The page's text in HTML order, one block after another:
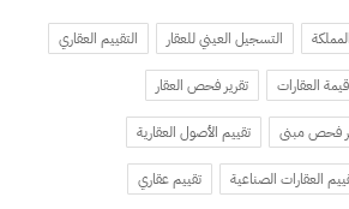
التسجيل العيني للعقار التقييم العقاري
العقارات تقرير فحص العقار
فحص مبنى تقييم الأصول العقارية
العقارات الصناعية تقييم عقاري